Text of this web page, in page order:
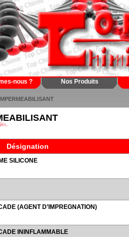
nous ? Nos Produits
Désignation
SILICONE
(AGENT D’IMPREGNATION)
ININFLAMMABLE